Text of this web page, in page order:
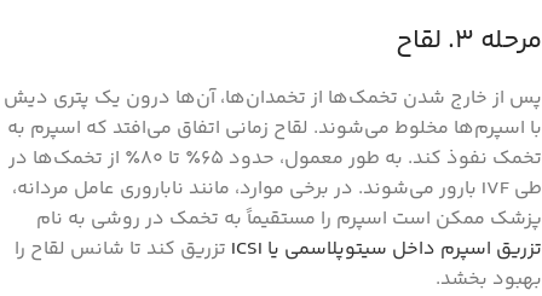
مرحله ۳. لقاح
پس از خارج شدن تخمک‌ها از تخمدان‌ها، آن‌ها درون یک پتری دیش
با اسپرم‌ها مخلوط می‌شوند. لقاح زمانی اتفاق می‌افتد که اسپرم به
تخمک نفوذ کند. به طور معمول، حدود 65٪ تا 80٪ از تخمک‌ها در
طی IVF بارور می‌شوند. در برخی موارد، مانند ناباروری عامل مردانه،
پزشک ممکن است اسپرم را مستقیماً به تخمک در روشی به نام
تزریق اسپرم داخل سیتوپلاسمی یا ICSI
تزریق کند تا شانس لقاح را
بهبود بخشد.